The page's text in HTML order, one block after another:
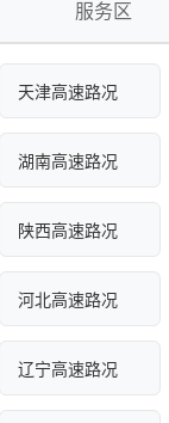
服务区
天津高速路况
湖南高速路况
陕西高速路况
河北高速路况
辽宁高速路况